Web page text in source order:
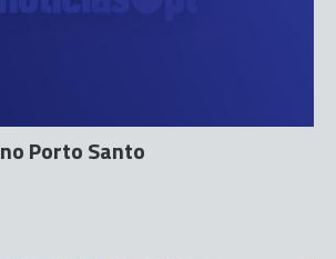
Porto Santo